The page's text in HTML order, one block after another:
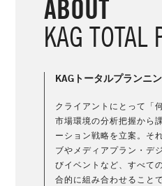
ABOUT
KAG TOTAL
KAGトータルプランニ
クライアントにとって「
市場環境の分析把握から
ーション戦略を立案。そ
ブやメディアプラン・デ
びイベントなど、すべて
合的に組み合わせること